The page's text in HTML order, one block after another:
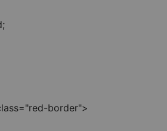
border">